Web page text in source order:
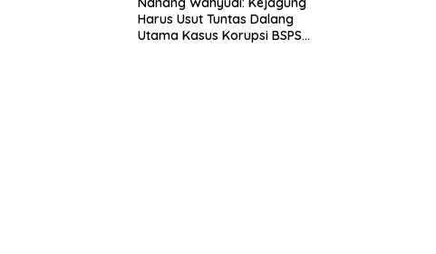
Harus Usut Tuntas Dalang
Utama Kasus Korupsi BSPS